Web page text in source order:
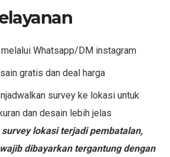
melalui Whatsapp/DM instagram
gratis dan deal harga
survey ke lokasi untuk
dan desain lebih jelas
lokasi terjadi pembatalan,
dibayarkan tergantung dengan